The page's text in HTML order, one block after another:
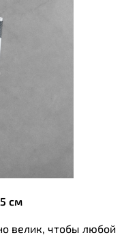
см
велик, чтобы любой